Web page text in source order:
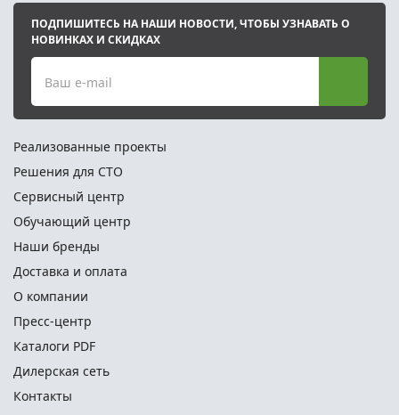
ПОДПИШИТЕСЬ НА НАШИ НОВОСТИ, ЧТОБЫ УЗНАВАТЬ О
НОВИНКАХ И СКИДКАХ
Ваш e-mail
Реализованные проекты
Решения для СТО
Сервисный центр
Обучающий центр
Наши бренды
Доставка и оплата
О компании
Пресс-центр
Каталоги PDF
Дилерская сеть
Контакты